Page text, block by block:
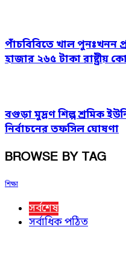
পাঁচবিবিতে খাল পুনঃখনন
হাজার ২৬৫ টাকা রাষ্ট্রীয়
বগুড়া মুদ্রণ শিল্প শ্রমিক
নির্বাচনের তফসিল ঘোষণা
BROWSE BY TAG
শিক্ষা
সর্বশেষ
সর্বাধিক পঠিত